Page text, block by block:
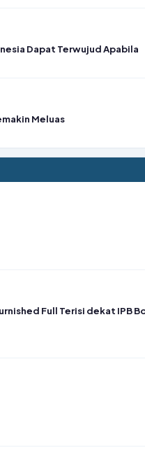
Dapat Terwujud Apabila
Meluas
Full Terisi dekat IPB